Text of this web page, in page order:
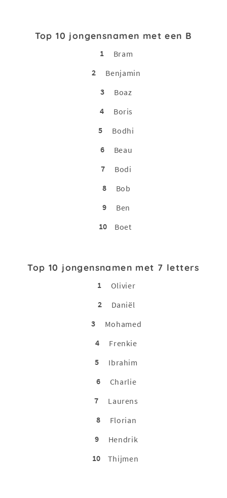
Top 10 jongensnamen met een B
1
Bram
2
Benjamin
3
Boaz
4
Boris
5
Bodhi
6
Beau
7
Bodi
8
Bob
9
Ben
10
Boet
Top 10 jongensnamen met 7 letters
1
Olivier
2
Daniël
3
Mohamed
4
Frenkie
5
Ibrahim
6
Charlie
7
Laurens
8
Florian
9
Hendrik
10
Thijmen